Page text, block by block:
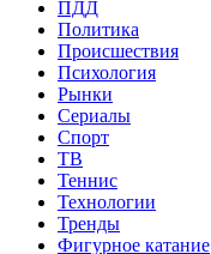
ПДД
Политика
Происшествия
Психология
Рынки
Сериалы
Спорт
ТВ
Теннис
Технологии
Тренды
Фигурное катание